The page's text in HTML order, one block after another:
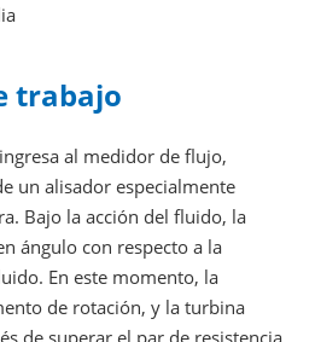
trabajo
al medidor de flujo,
un alisador especialmente
Bajo la acción del fluido, la
ángulo con respecto a la
En este momento, la
de rotación, y la turbina
de superar el par de resistencia